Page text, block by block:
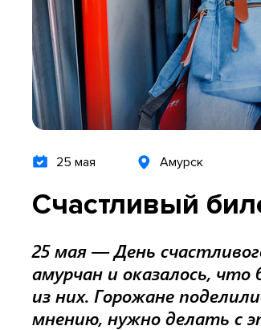
25 мая Амурск
Счастливый
25 мая — День
амурчан и оказалось,
из них. Горожане
мнению, нужно делать с